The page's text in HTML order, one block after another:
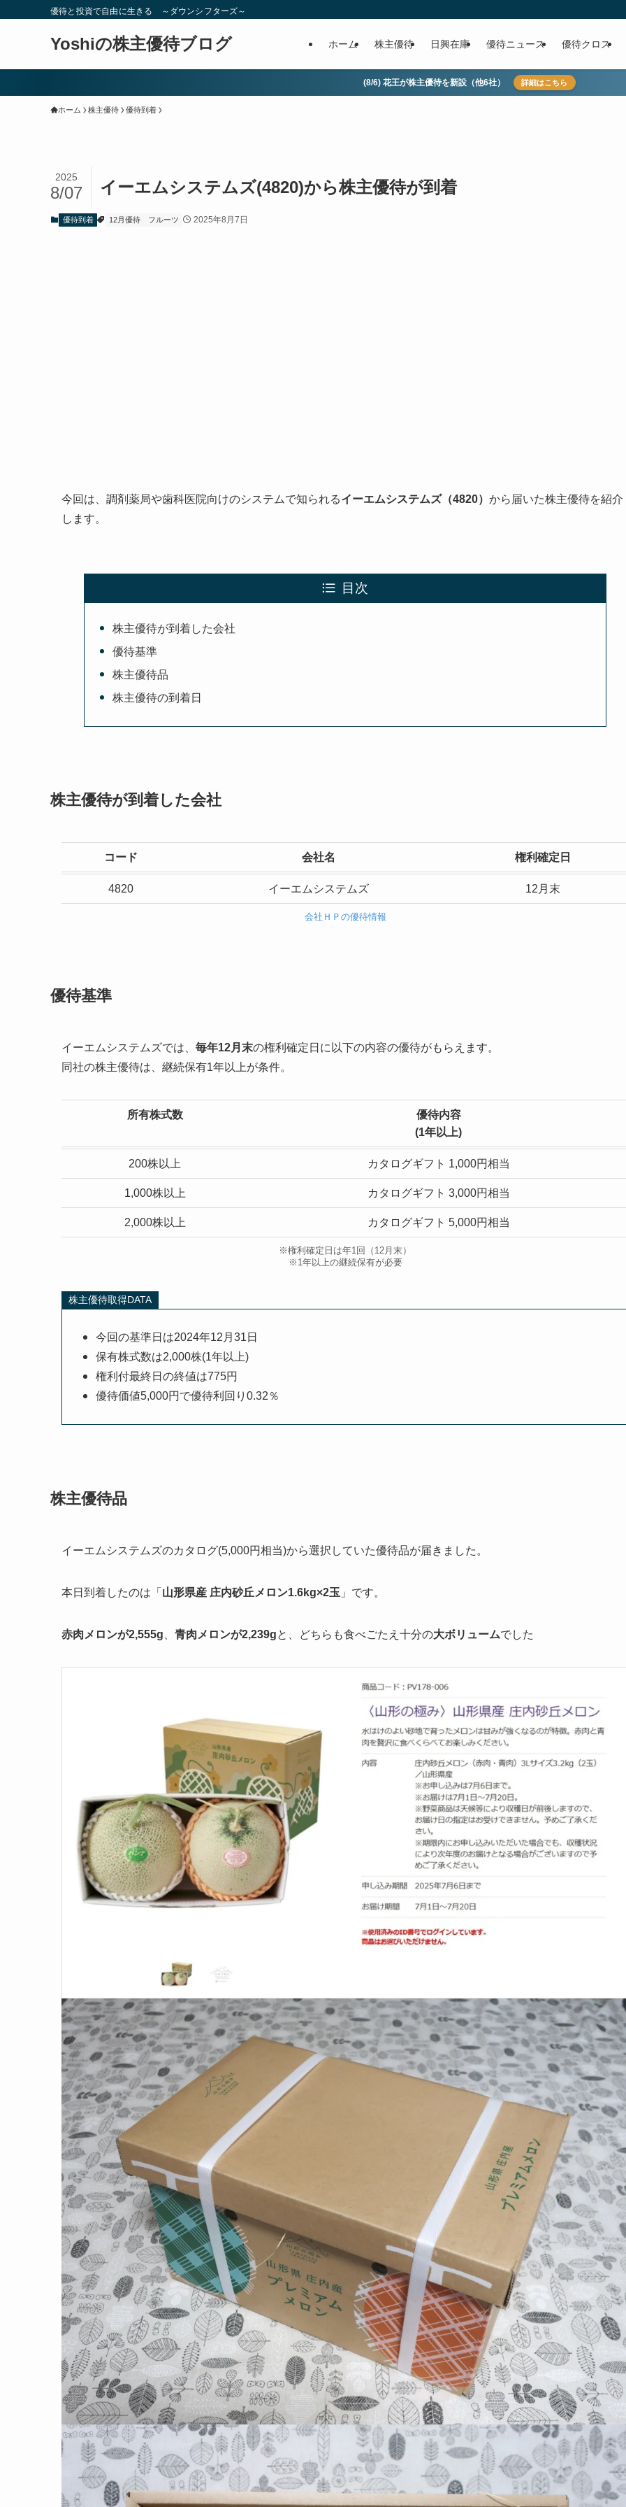
優待と投資で自由に生きる ～ダウンシフターズ～
Yoshiの株主優待ブログ ホーム 株主優待 日興在庫 優待ニュース 優待クロス
(8/6) 花王が株主優待を新設（他6社） 詳細はこちら
ホーム 株主優待 優待到着
イーエムシステムズ(4820)から株主優待が到着
2025
8/07
優待到着 12月優待 フルーツ 2025年8月7日
今回は、調剤薬局や歯科医院向けのシステムで知られるイーエムシステムズ（4820） から届いた株主優待を紹介
します。
目次
株主優待が到着した会社
優待基準
株主優待品
株主優待の到着日
株主優待が到着した会社
コード 会社名 権利確定日
4820 イーエムシステムズ 12月末
会社ＨＰの優待情報
優待基準
イーエムシステムズでは、 毎年12月末の権利確定日に以下の内容の優待がもらえます。
同社の株主優待は、継続保有1年以上が条件。
所有株式数
優待内容
(1年以上)
200株以上 カタログギフト 1,000円相当
1,000株以上 カタログギフト 3,000円相当
2,000株以上 カタログギフト 5,000円相当
※権利確定日は年1回（12月末）
※1年以上の継続保有が必要
株主優待取得DATA
今回の基準日は2024年12月31日
保有株式数は2,000株(1年以上)
権利付最終日の終値は775円
優待価値5,000円で優待利回り0.32％
株主優待品
イーエムシステムズのカタログ(5,000円相当)から選択していた優待品が届きました。
本日到着したのは「 山形県産 庄内砂丘メロン1.6kg×2玉 」です。
赤肉メロンが2,555g 青肉メロンが2,239gと、どちらも食べごたえ十分の大ボリュームでした